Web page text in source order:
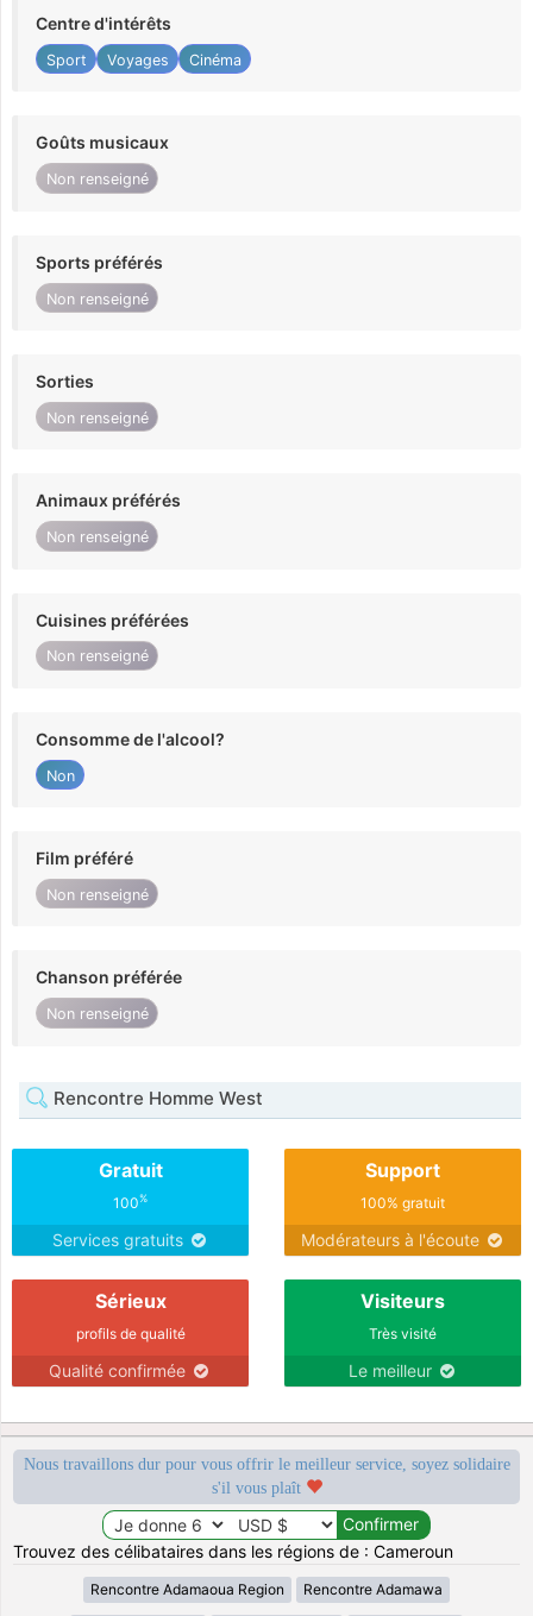
Centre d'intérêts
Sport Voyages Cinéma
Goûts musicaux
Non renseigné
Sports préférés
Non renseigné
Sorties
Non renseigné
Animaux préférés
Non renseigné
Cuisines préférées
Non renseigné
Consomme de l'alcool?
Non
Film préféré
Non renseigné
Chanson préférée
Non renseigné
Rencontre Homme West
Gratuit
100%
Services gratuits
Support
100% gratuit
Modérateurs à l'écoute
Sérieux
profils de qualité
Qualité confirmée
Visiteurs
Très visité
Le meilleur
Nous travaillons dur pour vous offrir le meilleur service, soyez solidaire
s'il vous plaît
Trouvez des célibataires dans les régions de : Cameroun
Rencontre Adamaoua Region Rencontre Adamawa